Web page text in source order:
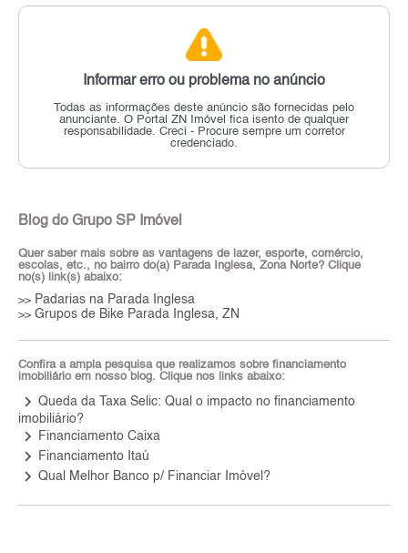
Informar erro ou problema no anúncio
Todas as informações deste anúncio são fornecidas pelo
anunciante. O Portal ZN Imóvel fica isento de qualquer
responsabilidade. Creci - Procure sempre um corretor
credenciado.
Blog do Grupo SP Imóvel
Quer saber mais sobre as vantagens de lazer, esporte, comércio,
escolas, etc., no bairro do(a) Parada Inglesa, Zona Norte? Clique
no(s) link(s) abaixo:
>> Padarias na Parada Inglesa
>> Grupos de Bike Parada Inglesa, ZN
Confira a ampla pesquisa que realizamos sobre financiamento
imobiliário em nosso blog. Clique nos links abaixo:
keyboard_arrow_right Queda da Taxa Selic: Qual o impacto no financiamento
imobiliário?
keyboard_arrow_right Financiamento Caixa
keyboard_arrow_right Financiamento Itaú
keyboard_arrow_right Qual Melhor Banco p/ Financiar Imóvel?